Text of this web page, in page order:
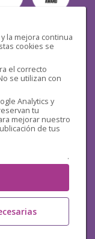
la mejora continua
cookies se
el correcto
se utilizan con
Analytics y
tu
mejorar nuestro
de tus
.